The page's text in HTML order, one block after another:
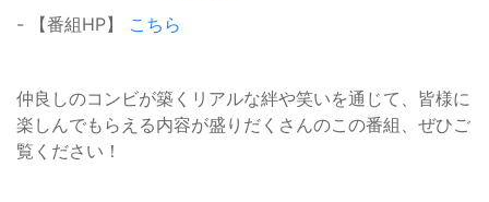
- 【番組HP】 こちら
仲良しのコンビが築くリアルな絆や笑いを通じて、皆様に
楽しんでもらえる内容が盛りだくさんのこの番組、ぜひご
覧ください！